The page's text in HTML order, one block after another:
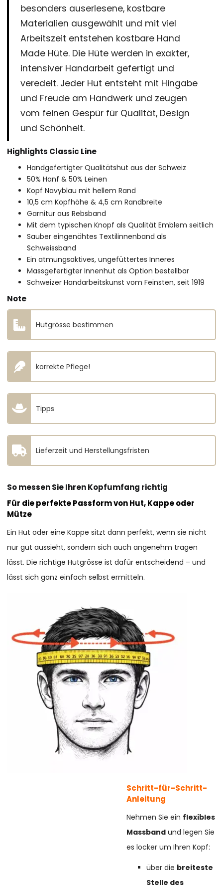
besonders auserlesene, kostbare
Materialien ausgewählt und mit viel
Arbeitszeit entstehen kostbare Hand
Made Hüte. Die Hüte werden in exakter,
intensiver Handarbeit gefertigt und
veredelt. Jeder Hut entsteht mit Hingabe
und Freude am Handwerk und zeugen
vom feinen Gespür für Qualität, Design
und Schönheit.
Highlights Classic Line
Handgefertigter Qualitätshut aus der Schweiz
50% Hanf & 50% Leinen
Kopf Navyblau mit hellem Rand
10,5 cm Kopfhöhe & 4,5 cm Randbreite
Garnitur aus Rebsband
Mit dem typischen Knopf als Qualität Emblem seitlich
Sauber eingenähtes Textilinnenband als
Schweissband
Ein atmungsaktives, ungefüttertes Inneres
Massgefertigter Innenhut als Option bestellbar
Schweizer Handarbeitskunst vom Feinsten, seit 1919
Note
Hutgrösse bestimmen
korrekte Pflege!
Tipps
Lieferzeit und Herstellungsfristen
So messen Sie Ihren Kopfumfang richtig
Für die perfekte Passform von Hut, Kappe oder
Mütze
Ein Hut oder eine Kappe sitzt dann perfekt, wenn sie nicht
nur gut aussieht, sondern sich auch angenehm tragen
lässt. Die richtige Hutgrösse ist dafür entscheidend – und
lässt sich ganz einfach selbst ermitteln.
Schritt-für-Schritt-
Anleitung
Nehmen Sie ein flexibles
Massband und legen Sie
es locker um Ihren Kopf:
über die breiteste
Stelle des